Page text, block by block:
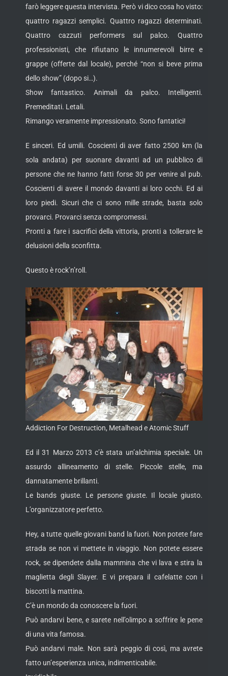
farò leggere questa intervista. Però vi dico cosa ho visto:
quattro ragazzi semplici. Quattro ragazzi determinati.
Quattro cazzuti performers sul palco. Quattro
professionisti, che rifiutano le innumerevoli birre e
grappe (offerte dal locale), perché “non si beve prima
dello show” (dopo si…).
Show fantastico. Animali da palco. Intelligenti.
Premeditati. Letali.
Rimango veramente impressionato. Sono fantatici!
E sinceri. Ed umili. Coscienti di aver fatto 2500 km (la
sola andata) per suonare davanti ad un pubblico di
persone che ne hanno fatti forse 30 per venire al pub.
Coscienti di avere il mondo davanti ai loro occhi. Ed ai
loro piedi. Sicuri che ci sono mille strade, basta solo
provarci. Provarci senza compromessi.
Pronti a fare i sacrifici della vittoria, pronti a tollerare le
delusioni della sconfitta.
Questo è rock’n’roll.
Addiction For Destruction, Metalhead e Atomic Stuff
Ed il 31 Marzo 2013 c’è stata un’alchimia speciale. Un
assurdo allineamento di stelle. Piccole stelle, ma
dannatamente brillanti.
Le bands giuste. Le persone giuste. Il locale giusto.
L’organizzatore perfetto.
Hey, a tutte quelle giovani band la fuori. Non potete fare
strada se non vi mettete in viaggio. Non potete essere
rock, se dipendete dalla mammina che vi lava e stira la
maglietta degli Slayer. E vi prepara il cafelatte con i
biscotti la mattina.
C’è un mondo da conoscere la fuori.
Può andarvi bene, e sarete nell’olimpo a soffrire le pene
di una vita famosa.
Può andarvi male. Non sarà peggio di così, ma avrete
fatto un’esperienza unica, indimenticabile.